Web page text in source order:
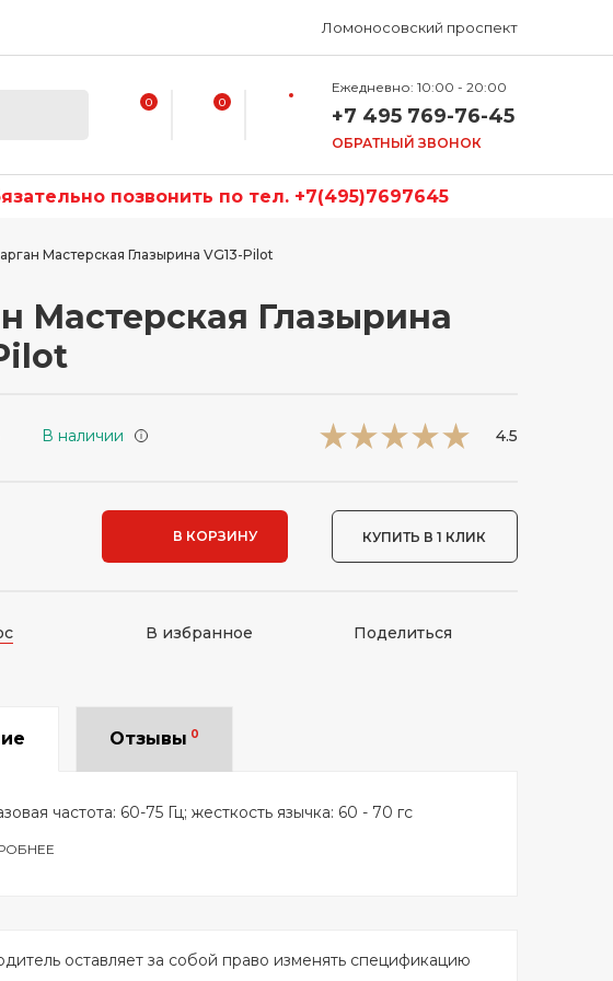
Ломоносовский проспект
0 0
Ежедневно: 10:00 - 20:00
+7 495 769-76-45
ОБРАТНЫЙ ЗВОНОК
позвонить по тел. +7(495)7697645
Мастерская Глазырина VG13-Pilot
Мастерская Глазырина
В наличии i 4.5
В КОРЗИНУ КУПИТЬ В 1 КЛИК
В избранное Поделиться
Отзывы 0
частота: 60-75 Гц; жесткость язычка: 60 - 70 гс
оставляет за собой право изменять спецификацию